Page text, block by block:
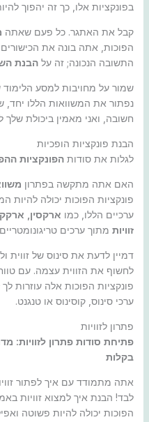
בפונקציות אלו, כך זה יהפוך
קבל את האתגר. כל פעם שאתה
הפוכות, אתה בונה את
התשובה הנכונה; זה על הבנת
שמור על מחויבות למסע הלימוד
נפתור את המשוואות הללו
חשובה, ואני מאמין ביכולת שלך
הבנת פונקציות הופכיות
לגלות את סודות הפונקציות
האם אתה מתקשה בפתרון
פונקציות הפוכות יכולה
ערכיים הללו, כמו ארקסין,
זוויותמתוך ערכים
דמיין לדעת את סינוס של זווית
לחשוף את הזווית עצמה. עם
פונקציות הפוכות אלה עוזרות
ערכי סינוס, קוסינוס או טנגנט.
פתרון לזוויות
פתיחת סודות פתרון לזוויות:
בקלות
אתה מתמודד עם איך לפתור
לבד! הבנת איך למצוא זוויות
הפוכות יכולה להיות פשוטה